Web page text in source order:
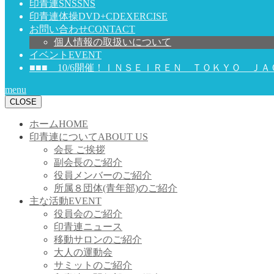
印青連SNSSNS
印青連体操DVD+CDEXERCISE
お問い合わせCONTACT
個人情報の取扱いについて
イベント EVENT
■■■ 10/6開催！ＩＮＳＥＩＲＥＮ ＴＯＫＹＯ Ｊ
menu
CLOSE
ホームHOME
印青連についてABOUT US
会長 ご挨拶
副会長のご紹介
役員メンバーのご紹介
所属８団体(青年部)のご紹介
主な活動EVENT
役員会のご紹介
印青連ニュース
移動サロンのご紹介
大人の運動会
サミットのご紹介